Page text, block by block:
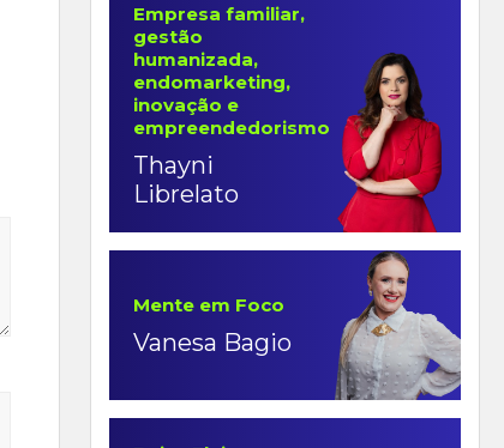
Empresa familiar,
gestão
humanizada,
endomarketing,
inovação e
empreendedorismo
Thayni
Librelato
Mente em Foco
Vanesa Bagio